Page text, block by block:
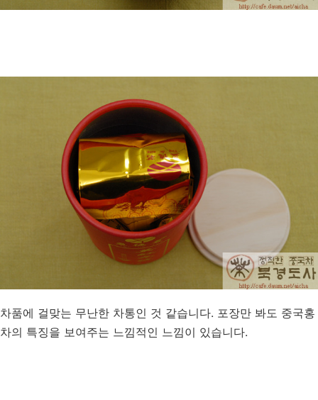
차품에 걸맞는 무난한 차통인 것 같습니다. 포장만 봐도 중국홍
차의 특징을 보여주는 느낌적인 느낌이 있습니다.